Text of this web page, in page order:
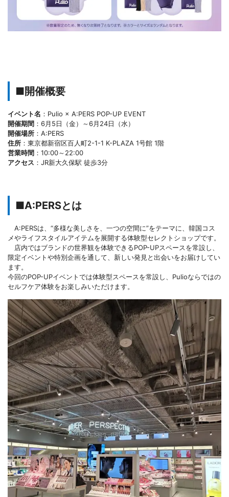
■開催概要
イベント名 ：Pulio × A:PERS POP-UP EVENT
開催期間 ：6月5日（金）～6月24日（水）
開催場所 ：A:PERS
住所 ：東京都新宿区百人町2-1-1 K-PLAZA 1号館 1階
営業時間 ：10:00～22:00
アクセス ：JR新大久保駅 徒歩3分
■A:PERSとは
A:PERSは、“多様な美しさを、一つの空間に”をテーマに、韓国コス
メやライフスタイルアイテムを展開する体験型セレクトショップです。
店内ではブランドの世界観を体験できるPOP-UPスペースを常設し、
限定イベントや特別企画を通して、新しい発見と出会いをお届けしてい
ます。
今回のPOP-UPイベントでは体験型スペースを常設し、Pulioならではの
セルフケア体験をお楽しみいただけます。